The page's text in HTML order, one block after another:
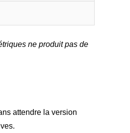
ne produit pas de
attendre la version